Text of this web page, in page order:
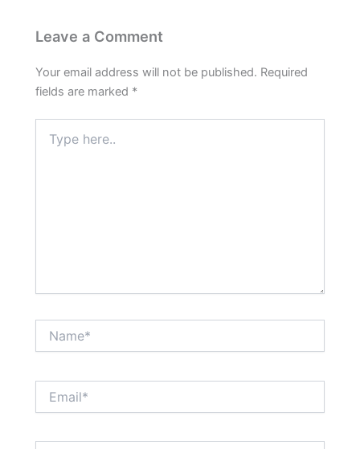
Leave a Comment
Your email address will not be published. Required
fields are marked *
here..